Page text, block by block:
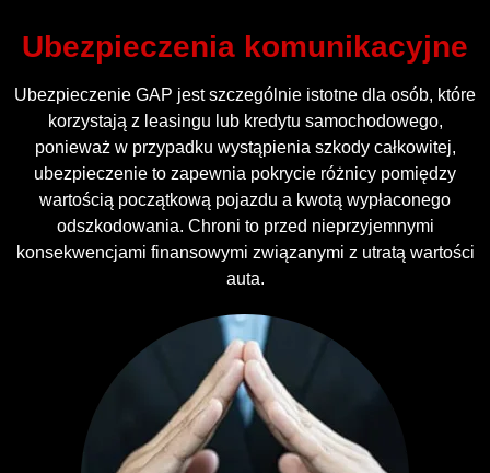
Ubezpieczenia komunikacyjne
Ubezpieczenie GAP jest szczególnie istotne dla osób, które
korzystają z leasingu lub kredytu samochodowego,
ponieważ w przypadku wystąpienia szkody całkowitej,
ubezpieczenie to zapewnia pokrycie różnicy pomiędzy
wartością początkową pojazdu a kwotą wypłaconego
odszkodowania. Chroni to przed nieprzyjemnymi
konsekwencjami finansowymi związanymi z utratą wartości
auta.